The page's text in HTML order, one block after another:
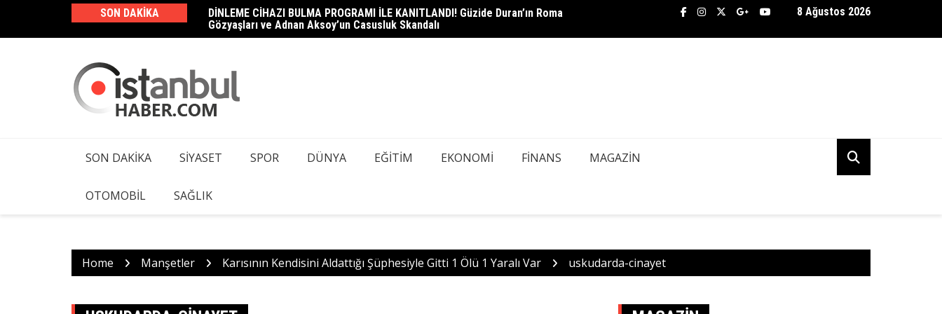
content
SON DAKIKA
DİNLEME CİHAZI BULMA PROGRAMI İLE KANITLANDI! Güzide Duran’ın Roma
Gözyaşları ve Adnan Aksoy’un Casusluk Skandalı
Haluk Levent ve 23 Şüpheli Çağlayan Adliyesi’nde: Savcılık Sorgusu Öncesi Gizli
Kamera ve Dinleme Cihazı Tespiti İçin Kapsamlı Tarama
DEDEKTİFLİK BÜROSU ASENA AŞKINDA KANİ KUDU’NUN PEŞİNE DÜŞTÜ!
8 Ağustos 2026
SON DAKIKA SIYASET SPOR DÜNYA EĞITIM EKONOMI FINANS MAGAZIN
OTOMOBIL SAĞLIK
Home Manşetler Karısının Kendisini Aldattığı Şüphesiyle Gitti 1 Ölü 1 Yaralı Var uskudarda-cinayet